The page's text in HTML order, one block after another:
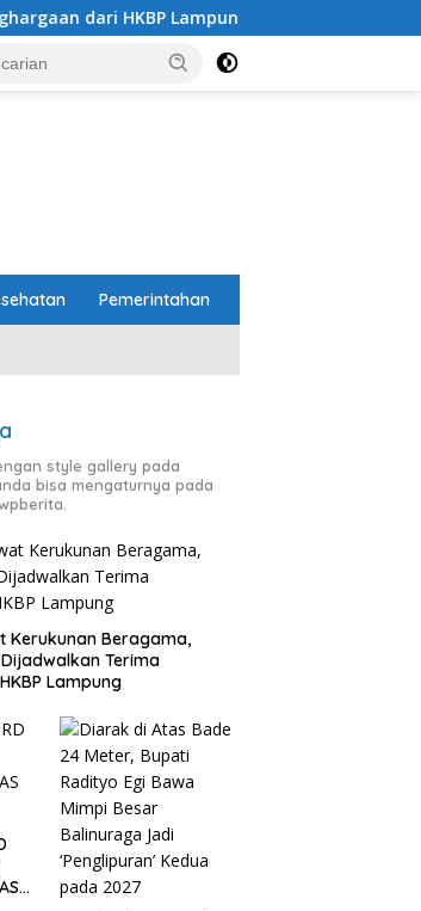
Lampung Pemprov dan DPRD Lampung
Pemerintahan
style gallery pada
bisa mengaturnya pada
Kerukunan Beragama,
Terima
Lampung